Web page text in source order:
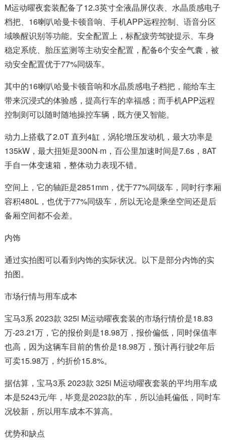
M运动曜夜套装配备了12.3英寸全液晶屏仪表、水晶质感电子
档把、16喇叭哈曼卡顿音响、手机APP远程控制、语音分区
域唤醒识别等功能。安全配置上，标配疲劳驾驶提示、车身
稳定系统、胎压监测等主动安全配置，配备6个安全气囊，被
动安全配置优于77%同级车。
其中的16喇叭哈曼卡顿音响和水晶质感电子档把，能给车主
带来沉浸式的体验感，提高行车的幸福感；而手机APP远程
控制则可以随时随地操控车辆，既方便又智能。
动力上搭载了2.0T 直列4缸，涡轮增压发动机，最大功率是
135kW，最大扭矩是300N·m，百公里加速时间是7.6s，8AT
手自一体变速箱，整体动力表现不错。
空间上，它的轴距是2851mm，优于77%同级车，同时行李厢
容积480L，也优于77%同级车，所以无论是乘坐空间还是后
备厢空间都不会差。
内饰
通过实拍图可以看到内饰的实际状况。以下是部分内饰的实
拍图。
市场行情与用车成本
宝马3系 2023款 325i M运动曜夜套装的市场行情价是18.83
万-23.21万，它的报价则是18.98万，报价偏低，同时保值率
也高，因为这辆车目前的售价是18.98万，预计再行驶2年后
可卖15.98万，约折价15.8%。
据估算，宝马3系 2023款 325i M运动曜夜套装的平均用车成
本是5243元/年，毕竟是2023款的车，所以油耗偏低，同时车
况较新，所以用车成本不算高。
优势和缺点